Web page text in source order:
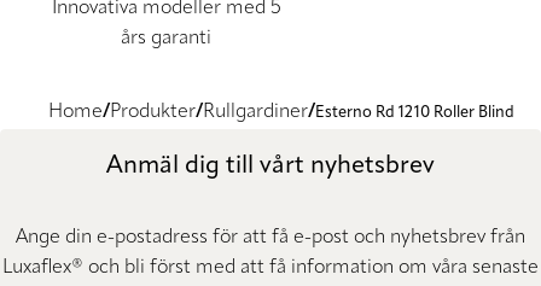
Innovativa modeller med 5
års garanti
Home Produkter Rullgardiner Esterno Rd 1210 Roller Blind
Anmäl dig till vårt nyhetsbrev
Ange din e-postadress för att få e-post och nyhetsbrev från
Luxaflex® och bli först med att få information om våra senaste